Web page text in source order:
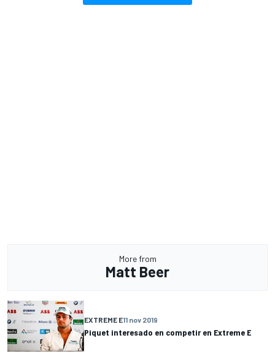
More from
Matt Beer
EXTREME E11 nov 2019
Piquet interesado en competir en Extreme E